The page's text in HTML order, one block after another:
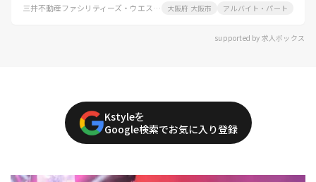
三井不動産ファシリティーズ・ウエスト株式会社 大阪府 大阪市 アルバイト・パート
supported by 求人ボックス
Kstyleを
Google検索でお気に入り登録